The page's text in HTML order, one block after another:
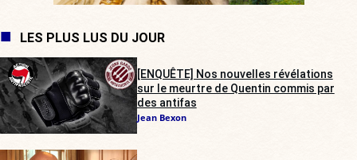
LES PLUS LUS DU JOUR
[ENQUÊTE] Nos nouvelles révélations
sur le meurtre de Quentin commis par
des antifas
Jean Bexon